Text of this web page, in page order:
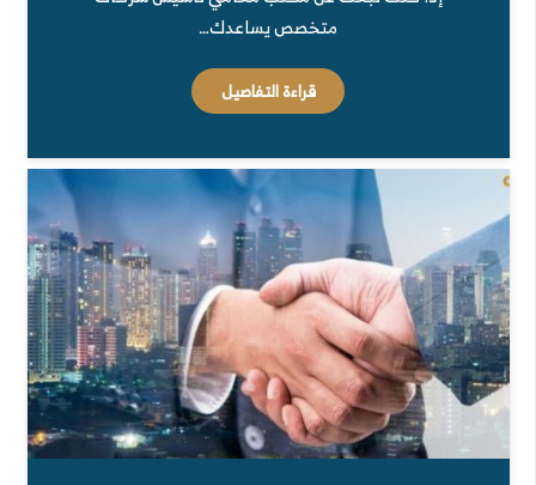
متخصص يساعدك…
قراءة التفاصيل